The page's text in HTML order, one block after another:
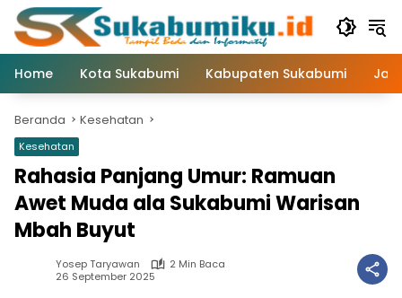
Langsung
konten
Home
Kota Sukabumi Kabupaten Sukabumi
Beranda Kesehatan
Kesehatan
Rahasia Panjang Umur: Ramuan
Awet Muda ala Sukabumi Warisan
Mbah Buyut
Yosep Taryawan
2 Min Baca
26 September 2025